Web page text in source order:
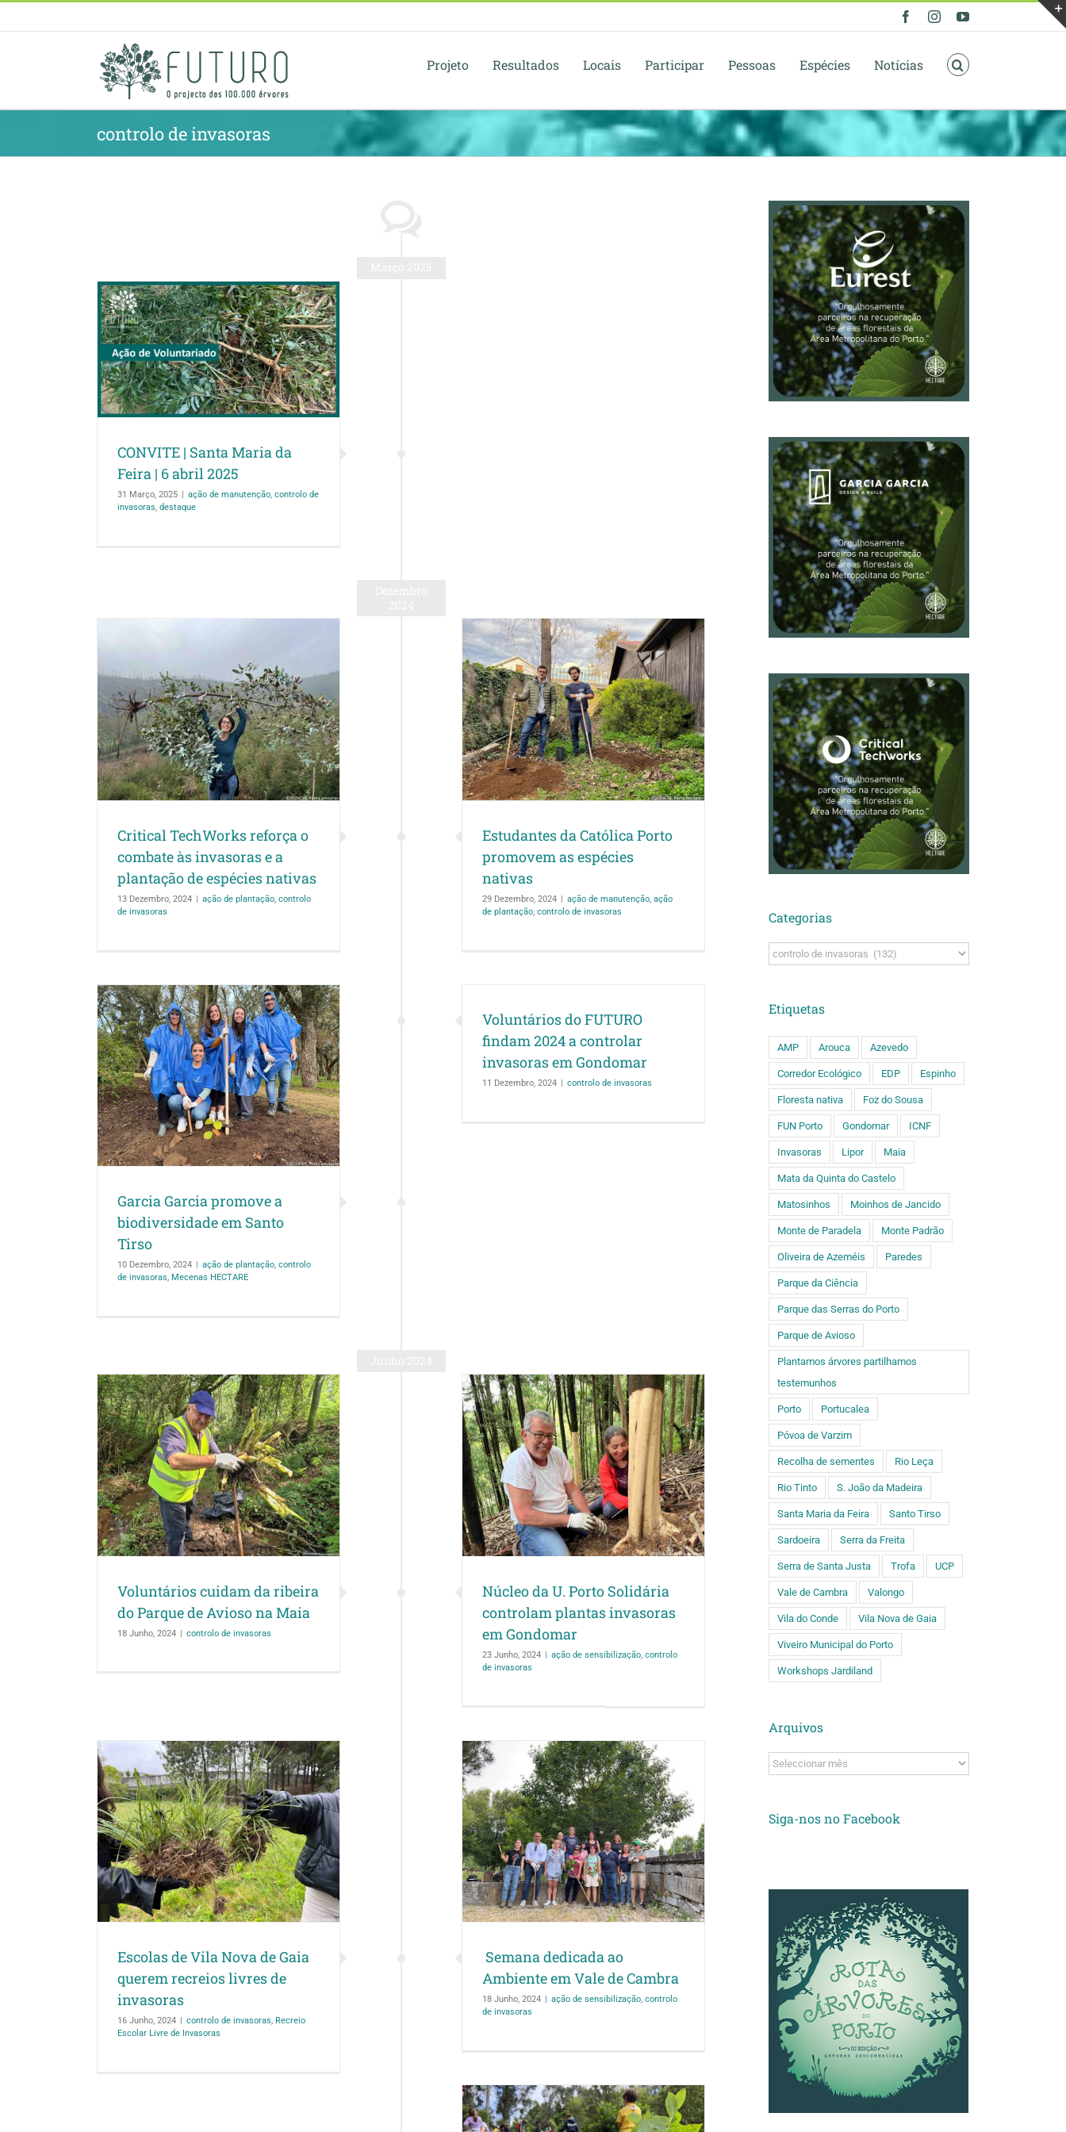
FacebookInstagramYouTube
Projeto Resultados Locais Participar Pessoas Espécies Notícias
controlo de invasoras
CONVITE | Santa Maria da
Feira | 6 abril 2025
31 Março, 2025 ação de manutenção, controlo de
invasoras, destaque
Estudantes da Católica Porto
promovem as espécies nativas
ação de manutenção ação de plantação
de invasoras
Estudantes da Católica Porto
promovem as espécies
nativas
29 Dezembro, 2024 | ação de manutenção ,ação
de plantação ,controlo de invasoras
Critical TechWorks reforça o
combate às invasoras e a
plantação de espécies nativas
13 Dezembro, 2024 | ação de plantação controlo
de invasoras
Voluntários do FUTURO
findam 2024 a controlar
invasoras em Gondomar
11 Dezembro, 2024 | controlo de invasoras
Garcia Garcia promove a
biodiversidade em Santo
Tirso
10 Dezembro, 2024 ação de plantação, controlo
de invasoras, Mecenas HECTARE
Núcleo da U. Porto Solidária
controlam plantas invasoras em
Gondomar
ação de sensibilização
Núcleo da U. Porto Solidária
controlam plantas invasoras
em Gondomar
23 Junho, 2024 | ação de sensibilização ,controlo
de invasoras
Voluntários cuidam da ribeira
do Parque de Avioso na Maia
18 Junho, 2024 | controlo de invasoras
Semana dedicada ao Ambiente
em Vale de Cambra
ação de sensibilização
Semana dedicada ao
Ambiente em Vale de Cambra
18 Junho, 2024 ação de sensibilização,controlo
de invasoras
Escolas de Vila Nova de Gaia
querem recreios livres de
invasoras
16 Junho, 2024 controlo de invasoras, Recreio
Escolar Livre de Invasoras
Categorias
Categorias
Etiquetas
AMP Arouca Azevedo
Corredor Ecológico EDP Espinho
Floresta nativa Foz do Sousa
FUN Porto Gondomar ICNF
Invasoras Lipor Maia
Mata da Quinta do Castelo
Matosinhos Moinhos de Jancido
Monte de Paradela Monte Padrão
Oliveira de Azeméis Paredes
Parque da Ciência
Parque das Serras do Porto
Parque de Avioso
Plantamos árvores partilhamos
testemunhos
Porto Portucalea
Póvoa de Varzim
Recolha de sementes Rio Leça
Rio Tinto S. João da Madeira
Santa Maria da Feira Santo Tirso
Sardoeira Serra da Freita
Serra de Santa Justa Trofa UCP
Vale de Cambra Valongo
Vila do Conde Vila Nova de Gaia
Viveiro Municipal do Porto
Workshops Jardiland
Arquivos
Arquivos
Siga-nos no Facebook